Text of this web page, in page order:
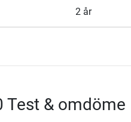
2 år
Test & omdöme